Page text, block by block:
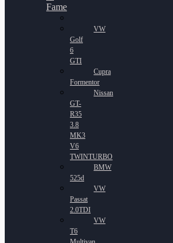
Fame
VW
Golf
6
GTI
Cupra
Formentor
Nissan
GT-
R35
3.8
MK3
V6
TWINTURBO
BMW
525d
VW
Passat
2.0TDI
VW
T6